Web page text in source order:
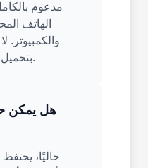
مدعوم
الهاتف
والكمبيوتر.
بتحميل الصورة لإكمال التحويل.
هل يمكن
حاليًا،